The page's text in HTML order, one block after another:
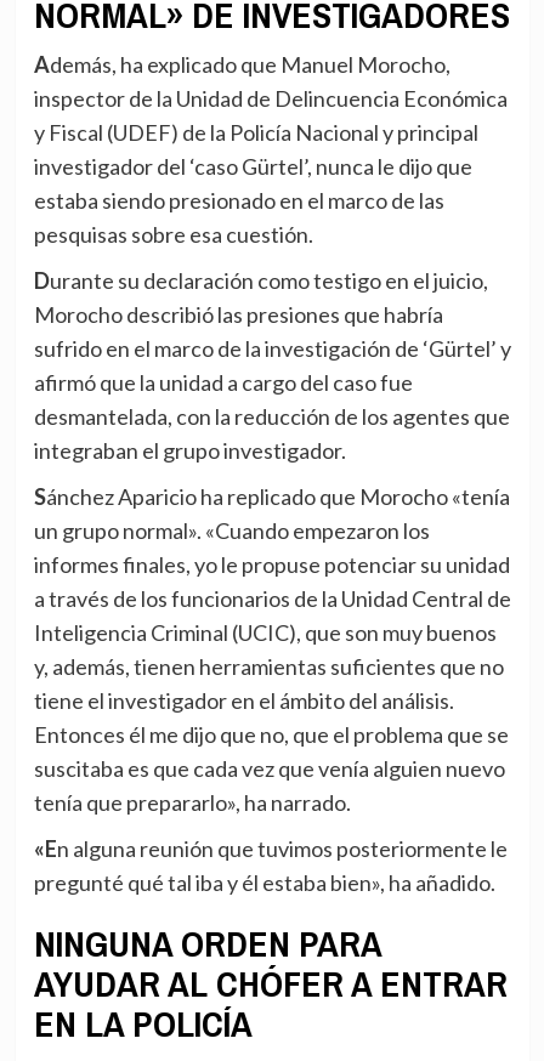
NORMAL» DE INVESTIGADORES
Además, ha explicado que Manuel Morocho,
inspector de la Unidad de Delincuencia Económica
y Fiscal (UDEF) de la Policía Nacional y principal
investigador del ‘caso Gürtel’, nunca le dijo que
estaba siendo presionado en el marco de las
pesquisas sobre esa cuestión.
Durante su declaración como testigo en el juicio,
Morocho describió las presiones que habría
sufrido en el marco de la investigación de ‘Gürtel’ y
afirmó que la unidad a cargo del caso fue
desmantelada, con la reducción de los agentes que
integraban el grupo investigador.
Sánchez Aparicio ha replicado que Morocho «tenía
un grupo normal». «Cuando empezaron los
informes finales, yo le propuse potenciar su unidad
a través de los funcionarios de la Unidad Central de
Inteligencia Criminal (UCIC), que son muy buenos
y, además, tienen herramientas suficientes que no
tiene el investigador en el ámbito del análisis.
Entonces él me dijo que no, que el problema que se
suscitaba es que cada vez que venía alguien nuevo
tenía que prepararlo», ha narrado.
«En alguna reunión que tuvimos posteriormente le
pregunté qué tal iba y él estaba bien», ha añadido.
NINGUNA ORDEN PARA
AYUDAR AL CHÓFER A ENTRAR
EN LA POLICÍA